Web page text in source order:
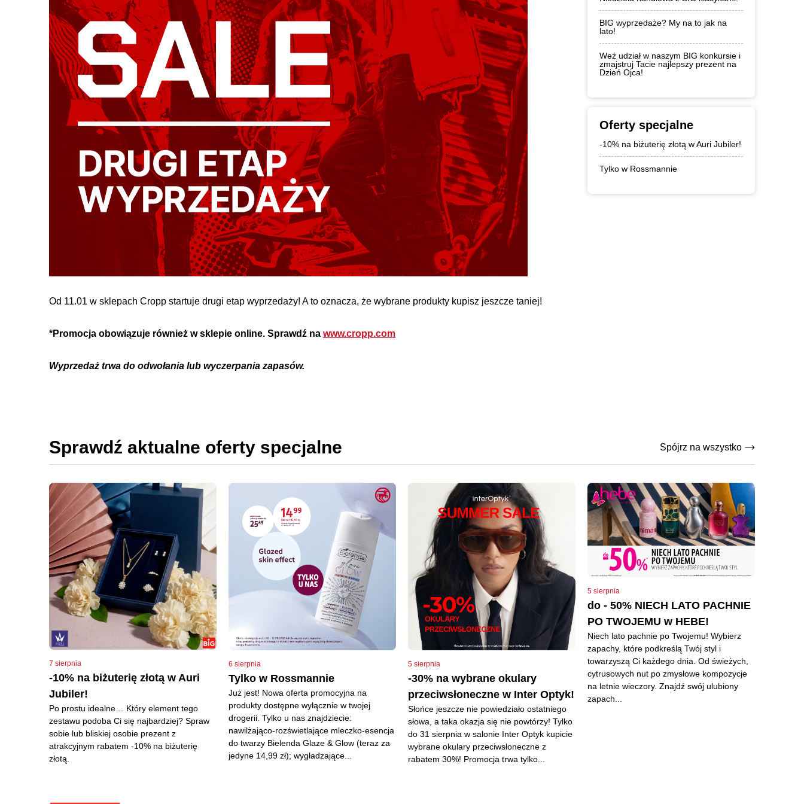
Od 11.01 w sklepach Cropp startuje drugi etap wyprzedaży! A to oznacza, że wybrane produkty kupisz jeszcze taniej!
*Promocja obowiązuje również w sklepie online. Sprawdź na www.cropp.com
Wyprzedaż trwa do odwołania lub wyczerpania zapasów.
BIG wyprzedaże? My na to jak na
lato!
Weź udział w naszym BIG konkursie i
zmajstruj Tacie najlepszy prezent na
Dzień Ojca!
Oferty specjalne
-10% na biżuterię złotą w Auri Jubiler!
Tylko w Rossmannie
Sprawdź aktualne oferty specjalne Spójrz na wszystko
7 sierpnia
-10% na biżuterię złotą w Auri
Jubiler!
Po prostu idealne… Który element tego
zestawu podoba Ci się najbardziej? Spraw
sobie lub bliskiej osobie prezent z
atrakcyjnym rabatem -10% na biżuterię
złotą.
6 sierpnia
Tylko w Rossmannie
Już jest! Nowa oferta promocyjna na
produkty dostępne wyłącznie w twojej
drogerii. Tylko u nas znajdziecie:
nawilżająco-rozświetlające mleczko-esencja
do twarzy Bielenda Glaze & Glow (teraz za
jedyne 14,99 zł); wygładzające...
5 sierpnia
-30% na wybrane okulary
przeciwsłoneczne w Inter Optyk!
Słońce jeszcze nie powiedziało ostatniego
słowa, a taka okazja się nie powtórzy! Tylko
do 31 sierpnia w salonie Inter Optyk kupicie
wybrane okulary przeciwsłoneczne z
rabatem 30%! Promocja trwa tylko...
5 sierpnia
do - 50% NIECH LATO PACHNIE
PO TWOJEMU w HEBE!
Niech lato pachnie po Twojemu! Wybierz
zapachy, które podkreślą Twój styl i
towarzyszą Ci każdego dnia. Od świeżych,
cytrusowych nut po zmysłowe kompozycje
na letnie wieczory. Znajdź swój ulubiony
zapach...